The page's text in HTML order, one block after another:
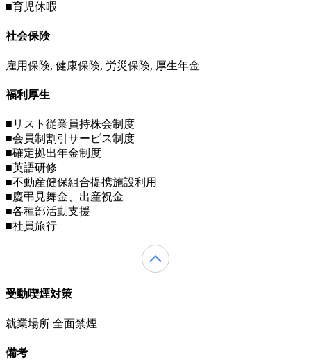
■育児休暇
社会保険
雇用保険, 健康保険, 労災保険, 厚生年金
福利厚生
■リスト従業員持株会制度
■会員制割引サービス制度
■確定拠出年金制度
■英語研修
■不動産健保組合提携施設利用
■慶弔見舞金、出産祝金
■各種部活動支援
■社員旅行
受動喫煙対策
就業場所 全面禁煙
備考